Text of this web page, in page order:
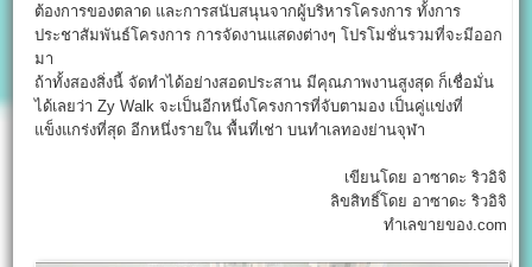
ต้องการของตลาด และการสนับสนุนจากผู้บริหารโครงการ ทั้งการ
ประชาสัมพันธ์โครงการ การจัดงานแสดงต่างๆ โปรโมชั่นรวมที่จะมีออก
มา
ถ้าทั้งสองสิ่งนี้ จัดทำได้อย่างสอดประสาน มีคุณภาพงานสูงสุด ก็เชื่อมั่น
ได้เลยว่า Zy Walk จะเป็นอีกหนึ่งโครงการที่จับตามอง เป็นคู่แข่งที่
แข็งแกร่งที่สุด อีกหนึ่งรายใน พื้นที่เช่า บนทำเลทองย่านจุฬา
เขียนโดย อาซาดะ ริวอิจิ
ลิขสิทธิ์โดย อาซาดะ ริวอิจิ
ทำเลขายของ.com